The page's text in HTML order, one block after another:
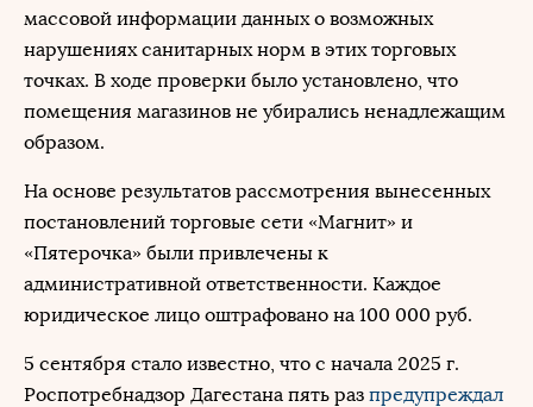
массовой информации данных о возможных
нарушениях санитарных норм в этих торговых
точках. В ходе проверки было установлено, что
помещения магазинов не убирались ненадлежащим
образом.
На основе результатов рассмотрения вынесенных
постановлений торговые сети «Магнит» и
«Пятерочка» были привлечены к
административной ответственности. Каждое
юридическое лицо оштрафовано на 100 000 руб.
5 сентября стало известно, что с начала 2025 г.
Роспотребнадзор Дагестана пять раз предупреждал